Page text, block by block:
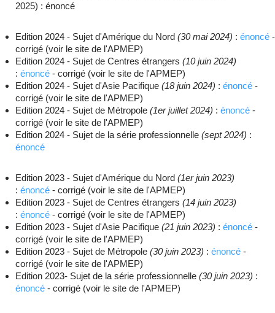
2025) : énoncé
Edition 2024 - Sujet d'Amérique du Nord (30 mai 2024) : énoncé -
corrigé (voir le site de l'APMEP)
Edition 2024 - Sujet de Centres étrangers (10 juin 2024)
: énoncé - corrigé (voir le site de l'APMEP)
Edition 2024 - Sujet d'Asie Pacifique (18 juin 2024) : énoncé -
corrigé (voir le site de l'APMEP)
Edition 2024 - Sujet de Métropole (1er juillet 2024) : énoncé -
corrigé (voir le site de l'APMEP)
Edition 2024 - Sujet de la série professionnelle (sept 2024) :
énoncé
Edition 2023 - Sujet d'Amérique du Nord (1er juin 2023)
: énoncé - corrigé (voir le site de l'APMEP)
Edition 2023 - Sujet de Centres étrangers (14 juin 2023)
: énoncé - corrigé (voir le site de l'APMEP)
Edition 2023 - Sujet d'Asie Pacifique (21 juin 2023) : énoncé -
corrigé (voir le site de l'APMEP)
Edition 2023 - Sujet de Métropole (30 juin 2023) : énoncé -
corrigé (voir le site de l'APMEP)
Edition 2023- Sujet de la série professionnelle (30 juin 2023) :
énoncé - corrigé (voir le site de l'APMEP)